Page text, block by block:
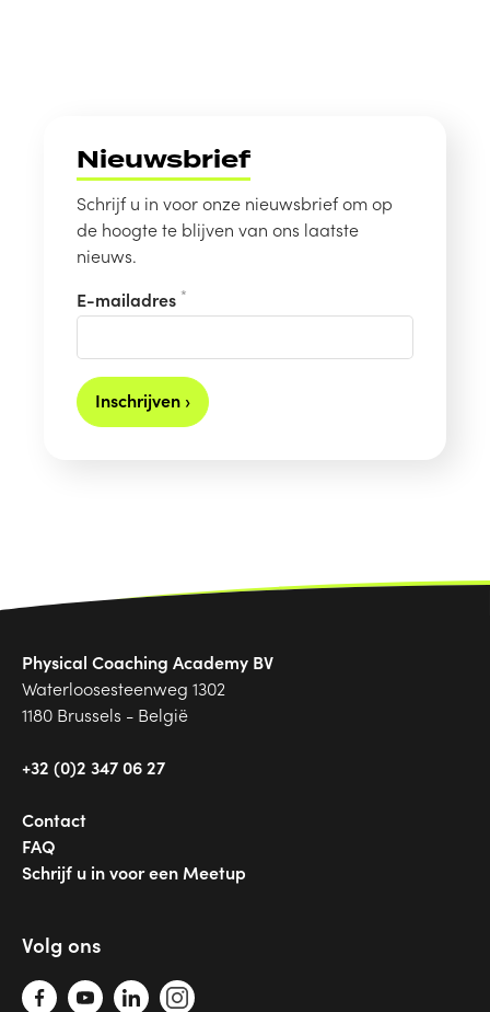
Nieuwsbrief
Schrijf u in voor onze nieuwsbrief om op
de hoogte te blijven van ons laatste
nieuws.
E-mailadres *
Inschrijven ›
Physical Coaching Academy BV
Waterloosesteenweg 1302
1180 Brussels - België
+32 (0)2 347 06 27
Contact
FAQ
Schrijf u in voor een Meetup
Volg ons